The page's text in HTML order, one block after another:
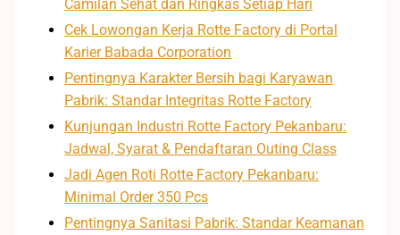
Camilan Sehat dan Ringkas Setiap Hari
Cek Lowongan Kerja Rotte Factory di Portal
Karier Babada Corporation
Pentingnya Karakter Bersih bagi Karyawan
Pabrik: Standar Integritas Rotte Factory
Kunjungan Industri Rotte Factory Pekanbaru:
Jadwal, Syarat & Pendaftaran Outing Class
Jadi Agen Roti Rotte Factory Pekanbaru:
Minimal Order 350 Pcs
Pentingnya Sanitasi Pabrik: Standar Keamanan